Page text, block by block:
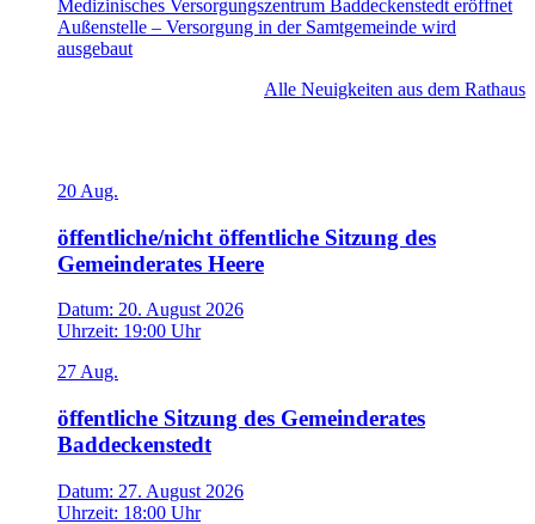
Medizinisches Versorgungszentrum Baddeckenstedt eröffnet
Außenstelle – Versorgung in der Samtgemeinde wird
ausgebaut
Alle Neuigkeiten aus dem Rathaus
20 Aug.
öffentliche/nicht öffentliche Sitzung des
Gemeinderates Heere
Datum: 20. August 2026
Uhrzeit: 19:00 Uhr
27 Aug.
öffentliche Sitzung des Gemeinderates
Baddeckenstedt
Datum: 27. August 2026
Uhrzeit: 18:00 Uhr